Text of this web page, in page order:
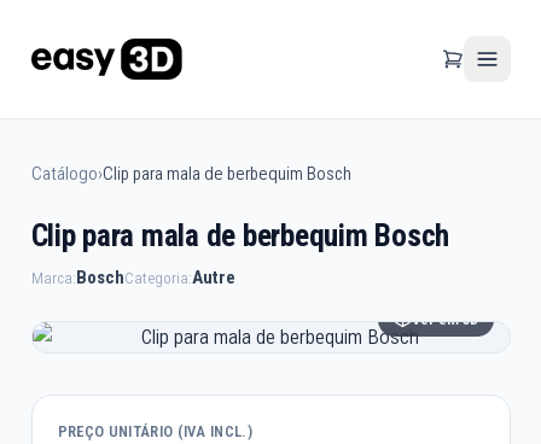
Catálogo›Clip para mala de berbequim Bosch
Clip para mala de berbequim Bosch
Marca:BoschCategoria:Autre
Ver em 3D
PREÇO UNITÁRIO (IVA INCL.)